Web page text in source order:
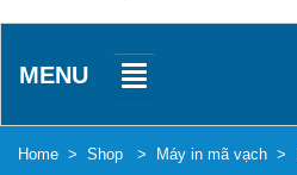
MENU
Home > Shop > Máy in mã vạch >